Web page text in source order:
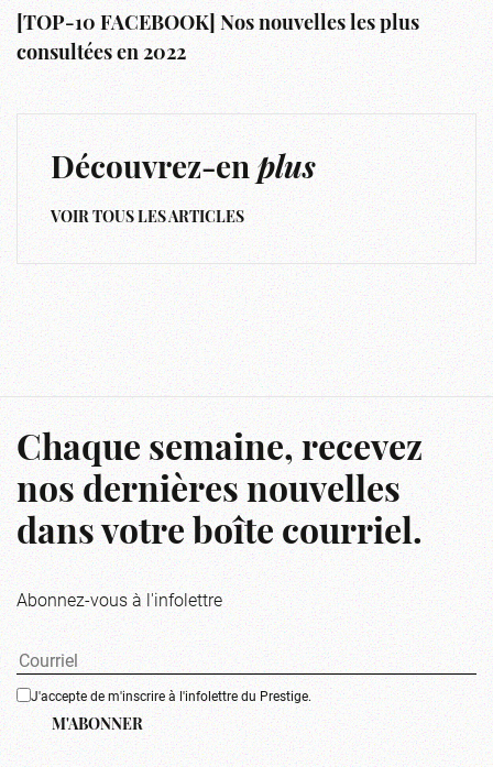
[TOP-10 FACEBOOK] Nos nouvelles les plus
consultées en 2022
Découvrez-enplus
VOIR TOUS LES ARTICLES
Chaque semaine, recevez
nos dernières nouvelles
dans votre boîte courriel.
Abonnez-vous à l'infolettre
J'accepte de m'inscrire à l'infolettre du Prestige.
M'ABONNER